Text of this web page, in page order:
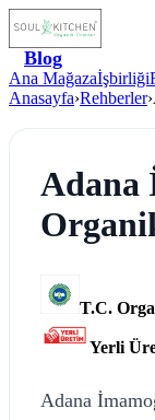
Blog
Ana Mağazaİşbirliği
Anasayfa›Rehberler›
Adana
T.C.
Yerli
Adana